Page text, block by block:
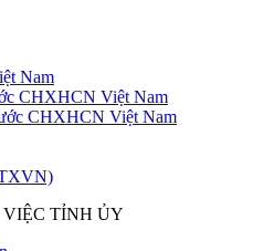
Nam
CHXHCN Việt Nam
CHXHCN Việt Nam
TỈNH ỦY